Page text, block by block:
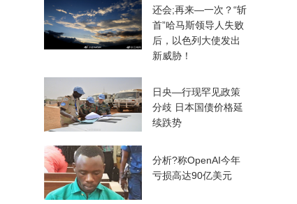
还会;再来—一次？“斩
首”哈马斯领导人失败
后，以色列大使发出
新威胁！
日央—行现罕见政策
分歧 日本国债价格延
续跌势
分析?称OpenAI今年
亏损高达90亿美元